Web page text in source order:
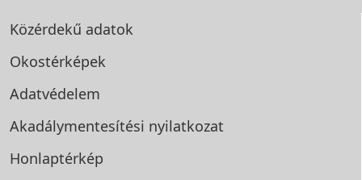
Közérdekű adatok
Okostérképek
Adatvédelem
Akadálymentesítési nyilatkozat
Honlaptérkép